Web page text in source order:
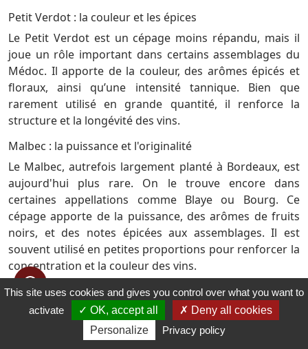
Petit Verdot : la couleur et les épices
Le Petit Verdot est un cépage moins répandu, mais il
joue un rôle important dans certains assemblages du
Médoc. Il apporte de la couleur, des arômes épicés et
floraux, ainsi qu’une intensité tannique. Bien que
rarement utilisé en grande quantité, il renforce la
structure et la longévité des vins.
Malbec : la puissance et l'originalité
Le Malbec, autrefois largement planté à Bordeaux, est
aujourd'hui plus rare. On le trouve encore dans
certaines appellations comme Blaye ou Bourg. Ce
cépage apporte de la puissance, des arômes de fruits
noirs, et des notes épicées aux assemblages. Il est
souvent utilisé en petites proportions pour renforcer la
concentration et la couleur des vins.
Cépages blancs du vignoble bordelais
Sauvignon Blanc : la fraîcheur et la vivacité
Le Sauvignon Blanc est le cépage phare des vins blancs
This site uses cookies and gives you control over what you want to
activate
OK, accept all
Deny all cookies
Personalize
Privacy policy